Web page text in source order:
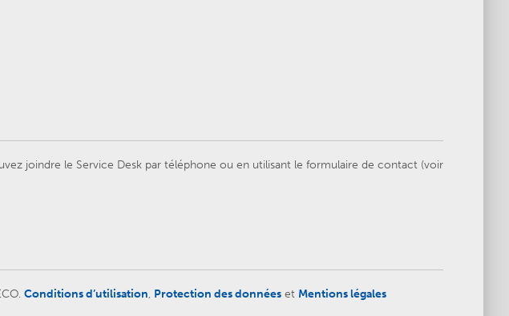
joindre le Service Desk par téléphone ou en utilisant le formulaire de contact (voir
Conditions d’utilisation, Protection des données et Mentions légales